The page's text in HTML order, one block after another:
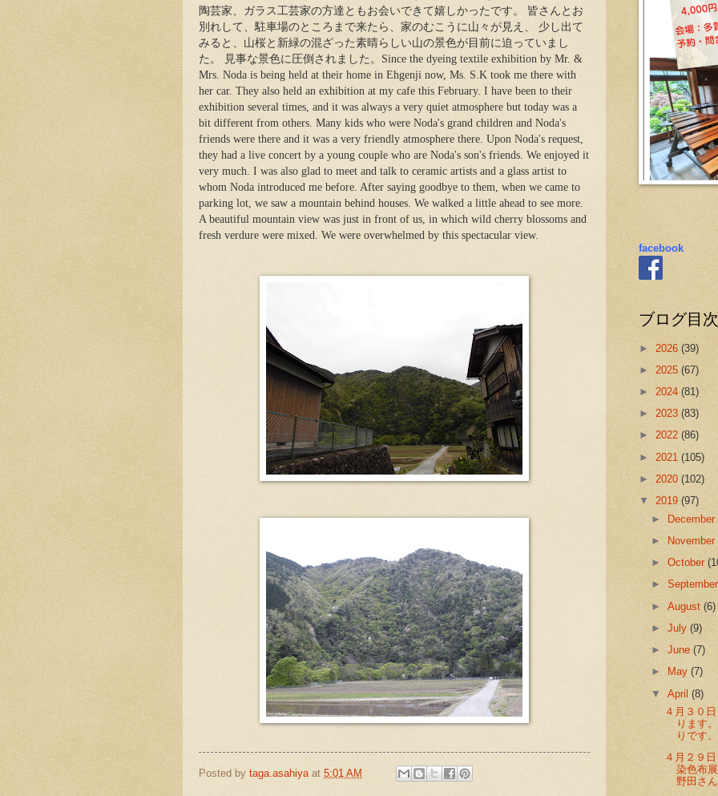
陶芸家、ガラス工芸家の方達ともお会いできて嬉しかったです。 皆さんとお
別れして、駐車場のところまで来たら、家のむこうに山々が見え、 少し出て
みると、山桜と新緑の混ざった素晴らしい山の景色が目前に迫っていまし
た。 見事な景色に圧倒されました。Since the dyeing textile exhibition by Mr. &
Mrs. Noda is being held at their home in Ehgenji now, Ms. S.K took me there with
her car. They also held an exhibition at my cafe this February. I have been to their
exhibition several times, and it was always a very quiet atmosphere but today was a
bit different from others. Many kids who were Noda's grand children and Noda's
friends were there and it was a very friendly atmosphere there. Upon Noda's request,
they had a live concert by a young couple who are Noda's son's friends. We enjoyed it
very much. I was also glad to meet and talk to ceramic artists and a glass artist to
whom Noda introduced me before. After saying goodbye to them, when we came to
parking lot, we saw a mountain behind houses. We walked a little ahead to see more.
A beautiful mountain view was just in front of us, in which wild cherry blossoms and
fresh verdure were mixed. We were overwhelmed by this spectacular view.
Posted by taga.asahiya at 5:01 AM
facebook
ブログ目次
► 2026 (39)
► 2025 (67)
► 2024 (81)
► 2023 (83)
► 2022 (86)
► 2021 (105)
► 2020 (102)
▼ 2019 (97)
►
December
►
November
►October
►
►August(6)
►July(9)
►June(7)
►
May(7)
▼April(8)
４月３０
ります
りです
４月２９
染色布
野田さ